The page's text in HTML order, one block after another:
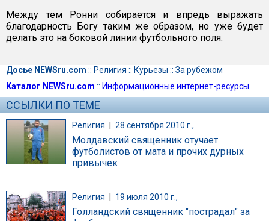
Между тем Ронни собирается и впредь выражать
благодарность Богу таким же образом, но уже будет
делать это на боковой линии футбольного поля.
Досье NEWSru.com :: Религия :: Курьезы :: За рубежом
Каталог NEWSru.com :: Информационные интернет-ресурсы
ССЫЛКИ ПО ТЕМЕ
Религия | 28 сентября 2010 г.,
Молдавский священник отучает
футболистов от мата и прочих дурных
привычек
Религия 19 июля 2010 г.,
Голландский священник "пострадал" за